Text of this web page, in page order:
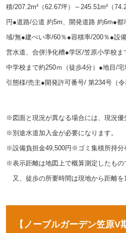
積/207.2m²（62.67坪）～245.51m²（
円●道路/公道 約5m、開発道路 約6m●
域/無●建ぺい率/60％●容積率/200％●設
営水道、合併浄化槽●学区/笠原小学校ま
中学校まで約250ｍ（徒歩4分）●地目/宅
引態様/売主●開発許可番号/ 第234号（令
※図面と現況が異なる場合には、現況優
※別途水道加入金が必要になります。
※設備負担金49,500円 ※ゴミ集積所持分
※表示距離は地図上で概算測定したもの
又、徒歩の所要時間は現地から距離を
【ノーブルガーデン笠原